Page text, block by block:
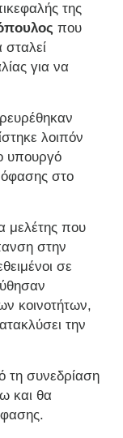
της
που
σταλεί
για να
λοιπόν
υπουργό
στο
μελέτης που
στην
σε
κοινοτήτων,
την
τη συνεδρίαση
και θα